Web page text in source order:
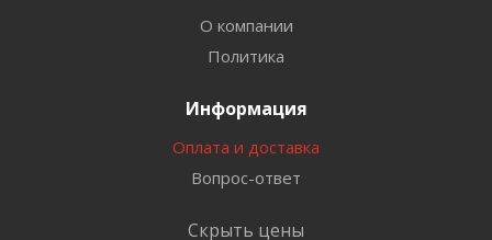
О компании
Политика
Информация
Оплата и доставка
Вопрос-ответ
Скрыть цены